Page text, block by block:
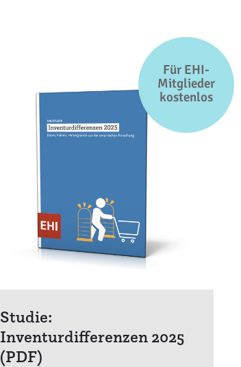
Für EHI-
Mitglieder
kostenlos
Studie:
Inventurdifferenzen 2025
(PDF)